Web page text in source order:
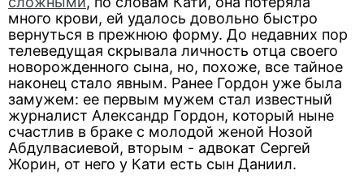
много крови, ей удалось довольно быстро
вернуться в прежнюю форму. До недавних пор
телеведущая скрывала личность отца своего
новорожденного сына, но, похоже, все тайное
наконец стало явным. Ранее Гордон уже была
замужем: ее первым мужем стал известный
журналист Александр Гордон, который ныне
счастлив в браке с молодой женой Нозой
Абдулвасиевой, вторым - адвокат Сергей
Жорин, от него у Кати есть сын Даниил.